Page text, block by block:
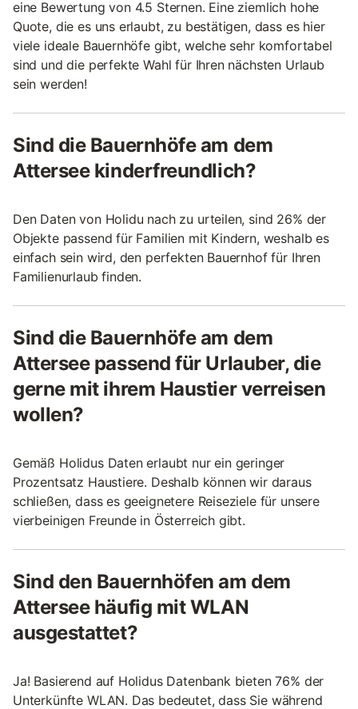
eine Bewertung von 4.5 Sternen. Eine ziemlich hohe
Quote, die es uns erlaubt, zu bestätigen, dass es hier
viele ideale Bauernhöfe gibt, welche sehr komfortabel
sind und die perfekte Wahl für Ihren nächsten Urlaub
sein werden!
Sind die Bauernhöfe am dem
Attersee kinderfreundlich?
Den Daten von Holidu nach zu urteilen, sind 26% der
Objekte passend für Familien mit Kindern, weshalb es
einfach sein wird, den perfekten Bauernhof für Ihren
Familienurlaub finden.
Sind die Bauernhöfe am dem
Attersee passend für Urlauber, die
gerne mit ihrem Haustier verreisen
wollen?
Gemäß Holidus Daten erlaubt nur ein geringer
Prozentsatz Haustiere. Deshalb können wir daraus
schließen, dass es geeignetere Reiseziele für unsere
vierbeinigen Freunde in Österreich gibt.
Sind den Bauernhöfen am dem
Attersee häufig mit WLAN
ausgestattet?
Ja! Basierend auf Holidus Datenbank bieten 76% der
Unterkünfte WLAN. Das bedeutet, dass Sie während